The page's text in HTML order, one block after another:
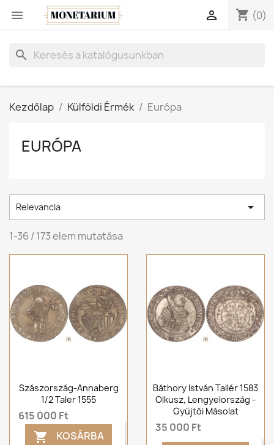
 shopping_cart (0)

search
Kezdőlap Külföldi Érmék Európa
EURÓPA
Relevancia 
1-36 / 173 elem mutatása
Szászország-Annaberg
1/2 Taler 1555
615 000 Ft
 KOSÁRBA
Báthory István Tallér 1583
Olkusz, Lengyelország -
Gyűjtői Másolat
35 000 Ft